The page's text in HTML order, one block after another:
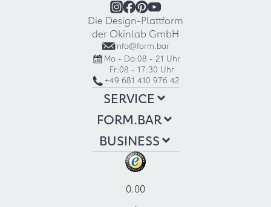
Die Design-Plattform
der Okinlab GmbH
info@form.bar
Mo - Do:08 - 21 Uhr
Fr:08 - 17:30 Uhr
+49 681 410 976 42
SERVICE
FORM.BAR
BUSINESS
0.00